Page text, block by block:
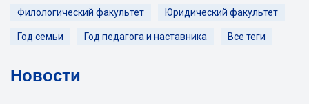
Филологический факультет Юридический факультет
Год семьи Год педагога и наставника Все теги
Новости